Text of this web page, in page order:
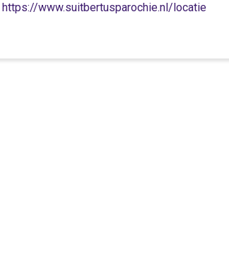
https://www.suitbertusparochie.nl/locatie